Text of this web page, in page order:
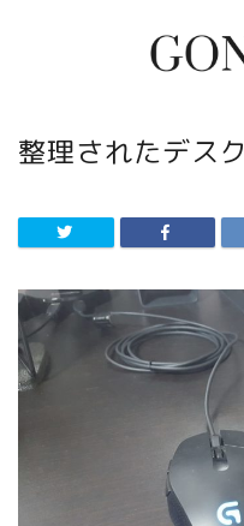
整理されたデスク